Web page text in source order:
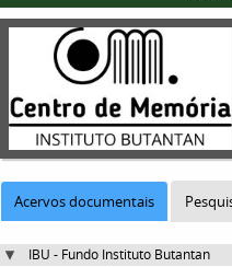
Acervos documentais
IBU - Fundo Instituto Butantan